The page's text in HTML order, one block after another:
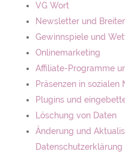
VG Wort
Newsletter und
Gewinnspiele und
Onlinemarketing
Affiliate-Programme
Präsenzen in sozialen
Plugins und
Löschung von Daten
Änderung und
Datenschutzerklärung